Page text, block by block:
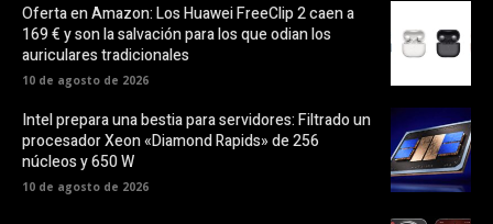
Oferta en Amazon: Los Huawei FreeClip 2 caen a
169 € y son la salvación para los que odian los
auriculares tradicionales
10 de agosto de 2026
Intel prepara una bestia para servidores: Filtrado un
procesador Xeon «Diamond Rapids» de 256
núcleos y 650 W
10 de agosto de 2026